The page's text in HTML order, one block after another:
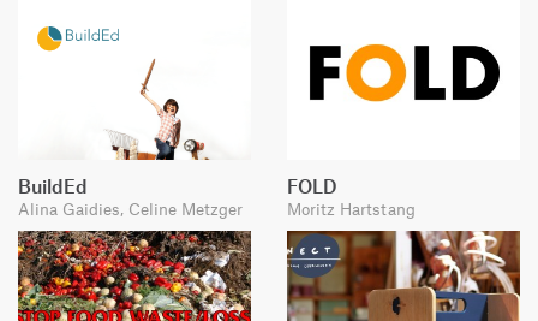
BuildEd
Alina Gaidies, Celine Metzger
FOLD
Moritz Hartstang